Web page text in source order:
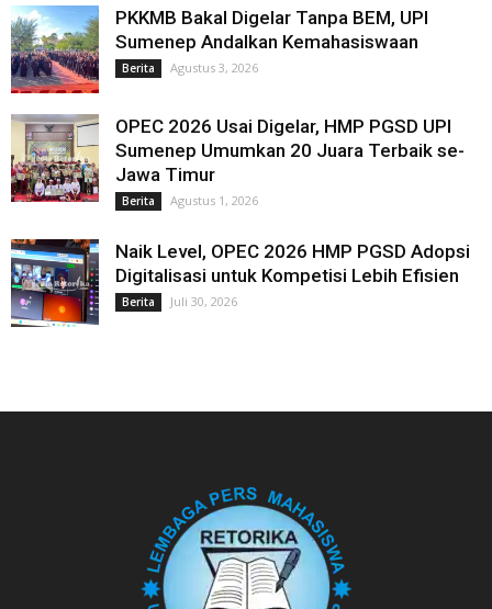
PKKMB Bakal Digelar Tanpa BEM, UPI
Sumenep Andalkan Kemahasiswaan
Berita Agustus 3, 2026
OPEC 2026 Usai Digelar, HMP PGSD UPI
Sumenep Umumkan 20 Juara Terbaik se-
Jawa Timur
Berita Agustus 1, 2026
Naik Level, OPEC 2026 HMP PGSD Adopsi
Digitalisasi untuk Kompetisi Lebih Efisien
Berita Juli 30, 2026